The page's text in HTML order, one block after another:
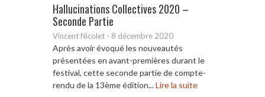
Hallucinations Collectives 2020 –
Seconde Partie
Vincent Nicolet - 8 décembre 2020
Après avoir évoqué les nouveautés
présentées en avant-premières durant le
festival, cette seconde partie de compte-
rendu de la 13ème édition...Lire la suite